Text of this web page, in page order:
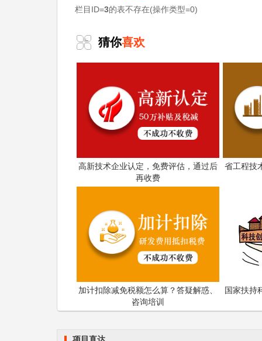
栏目ID=3的表不存在(操作类型=0)
猜你喜欢
高新技术企业认定，免费评估，通过后
再收费
省工程技
加计扣除减免税额怎么算？答疑解惑、
咨询培训
国家扶持